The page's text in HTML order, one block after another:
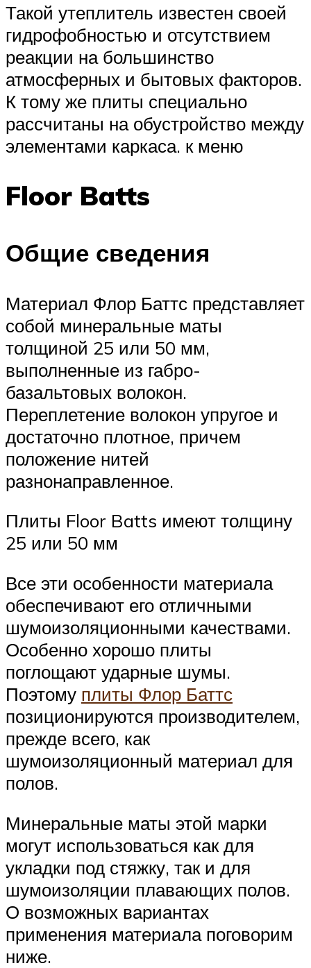
Такой утеплитель известен своей
гидрофобностью и отсутствием
реакции на большинство
атмосферных и бытовых факторов.
К тому же плиты специально
рассчитаны на обустройство между
элементами каркаса. к меню
Floor Batts
Общие сведения
Материал Флор Баттс представляет
собой минеральные маты
толщиной 25 или 50 мм,
выполненные из габро-
базальтовых волокон.
Переплетение волокон упругое и
достаточно плотное, причем
положение нитей
разнонаправленное.
Плиты Floor Batts имеют толщину
25 или 50 мм
Все эти особенности материала
обеспечивают его отличными
шумоизоляционными качествами.
Особенно хорошо плиты
поглощают ударные шумы.
Поэтому плиты Флор Баттс
позиционируются производителем,
прежде всего, как
шумоизоляционный материал для
полов.
Минеральные маты этой марки
могут использоваться как для
укладки под стяжку, так и для
шумоизоляции плавающих полов.
О возможных вариантах
применения материала поговорим
ниже.